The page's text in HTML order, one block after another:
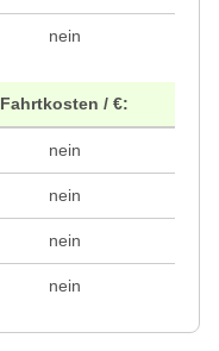
nein
Fahrtkosten / €:
nein
nein
nein
nein